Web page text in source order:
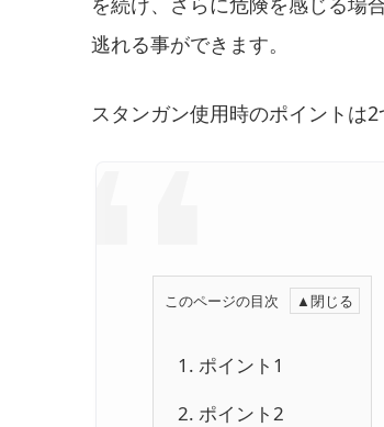
逃れる事ができます。
スタンガン使用時のポイントは2
このページの目次
1. ポイント1
2. ポイント2